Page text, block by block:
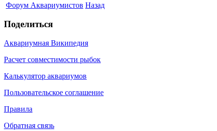
Форум Аквариумистов Назад
Поделиться
Аквариумная Википедия
Расчет совместимости рыбок
Калькулятор аквариумов
Пользовательское соглашение
Правила
Обратная связь